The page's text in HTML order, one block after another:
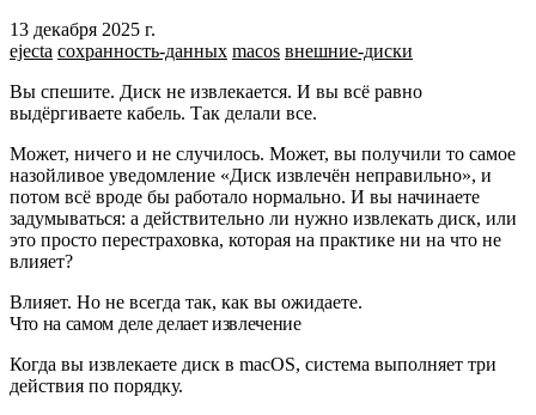
13 декабря 2025 г.
ejecta сохранность-данных macos внешние-диски
Вы спешите. Диск не извлекается. И вы всё равно
выдёргиваете кабель. Так делали все.
Может, ничего и не случилось. Может, вы получили то самое
назойливое уведомление «Диск извлечён неправильно», и
потом всё вроде бы работало нормально. И вы начинаете
задумываться: а действительно ли нужно извлекать диск, или
это просто перестраховка, которая на практике ни на что не
влияет?
Влияет. Но не всегда так, как вы ожидаете.
Что на самом деле делает извлечение
Когда вы извлекаете диск в macOS, система выполняет три
действия по порядку.